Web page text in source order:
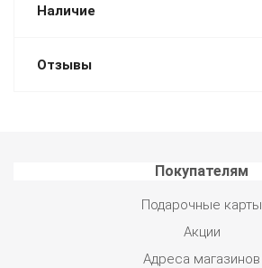
Наличие
Отзывы
Покупателям
Подарочные карты
Акции
Адреса магазинов